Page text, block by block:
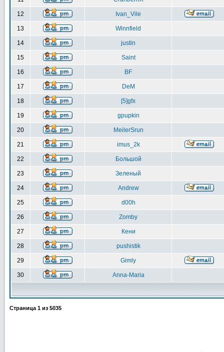
12 Ivan_Vile
13 Winnfield
14 justin
15 Saint
16 BF
17 DeM
18 [5]gfx
19 gpupkin
20 MeilerSrun
21 imus_2k
22 Большой
23 Зеленый
24 Andrew
25 d00h
26 Zomby
27 Кени
28 pushistik
29 Gimly
30 Anna-Maria
Страница 1 из 5035